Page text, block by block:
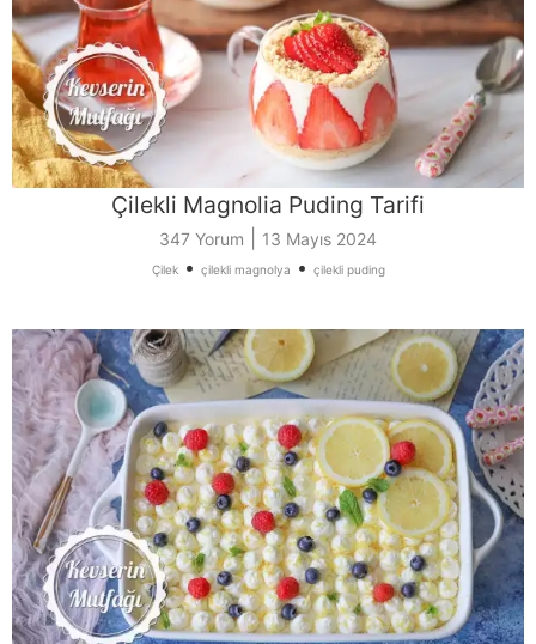
Çilekli Magnolia Puding Tarifi
347 Yorum 13 Mayıs 2024
Çilek• çilekli magnolya • çilekli puding